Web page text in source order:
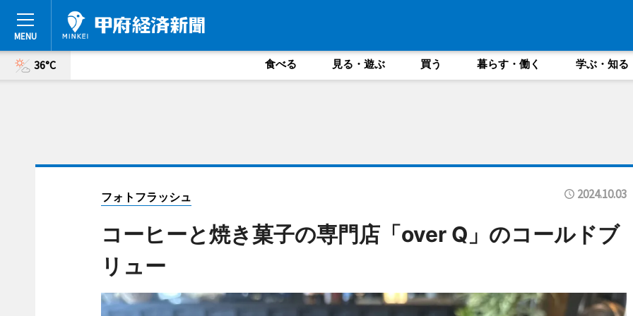
36°C 食べる 見る・遊ぶ 買う 暮らす・働く 学ぶ・知る
フォトフラッシュ 2024.10.03
コーヒーと焼き菓子の専門店「over Q」のコールドブ
リュー